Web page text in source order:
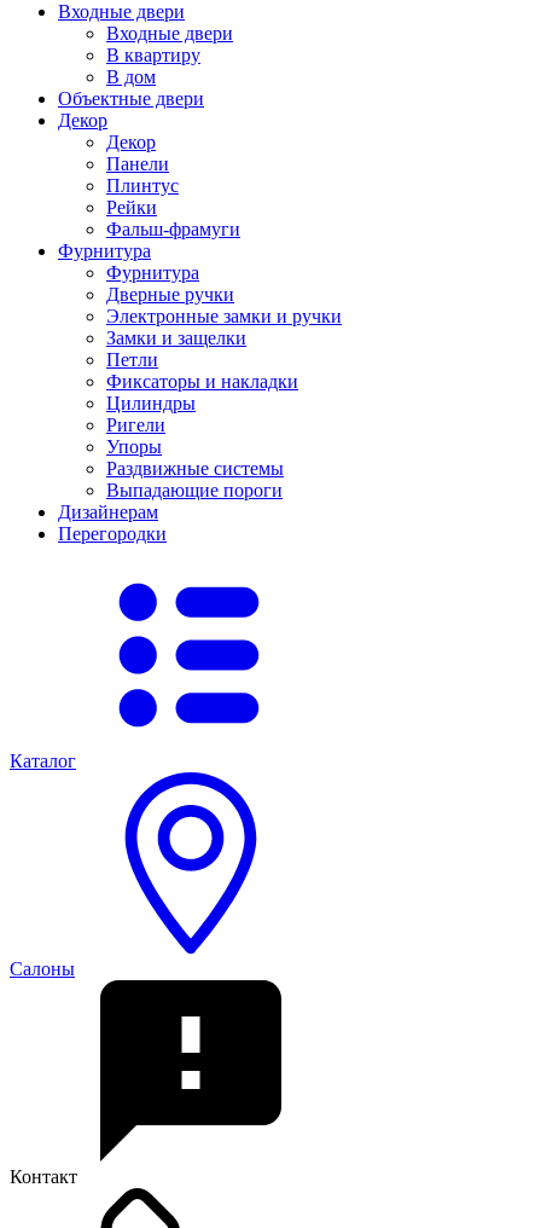
Входные двери
Входные двери
В квартиру
В дом
Объектные двери
Декор
Декор
Панели
Плинтус
Рейки
Фальш-фрамуги
Фурнитура
Фурнитура
Дверные ручки
Электронные замки и ручки
Замки и защелки
Петли
Фиксаторы и накладки
Цилиндры
Ригели
Упоры
Раздвижные системы
Выпадающие пороги
Дизайнерам
Перегородки
Каталог
Салоны
Контакт